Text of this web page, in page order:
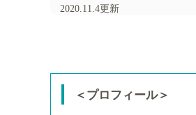
2020.11.4更新
＜プロフィール＞